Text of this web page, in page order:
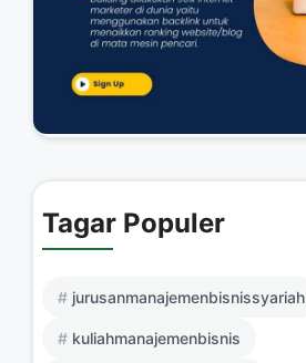
Tagar Populer
jurusanmanajemenbisnissyariah
kuliahmanajemenbisnis